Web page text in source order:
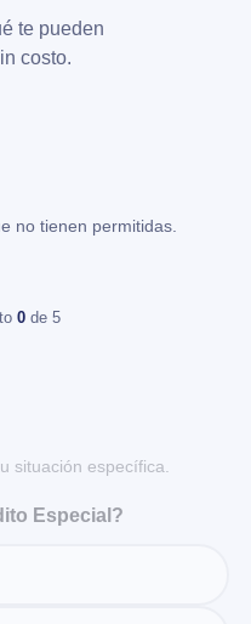
te pueden
costo.
no tienen permitidas.
0 de 5
situación específica.
Especial?